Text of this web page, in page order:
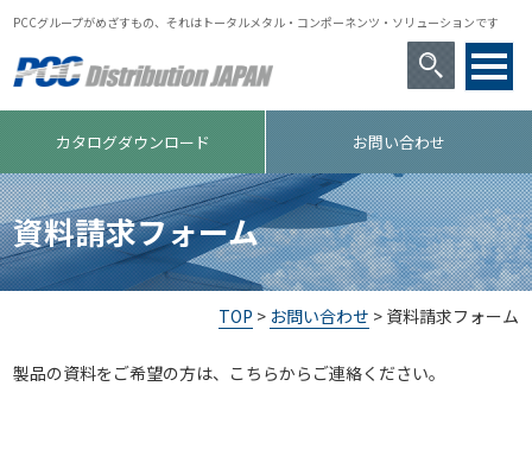
PCCグループがめざすもの、それはトータルメタル・コンポーネンツ・ソリューションです
カタログダウンロード お問い合わせ
資料請求フォーム
TOP > お問い合わせ > 資料請求フォーム
製品の資料をご希望の方は、こちらからご連絡ください。